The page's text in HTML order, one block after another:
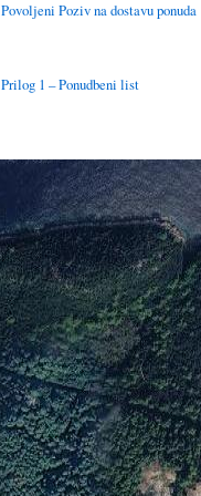
Povoljeni Poziv na dostavu ponuda
Prilog 1 – Ponudbeni list